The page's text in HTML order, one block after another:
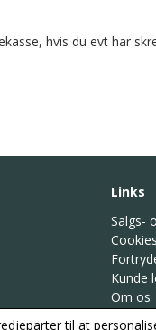
hvis du evt har
Links
Salgs-
Cookies
Kunde
Om os
til at